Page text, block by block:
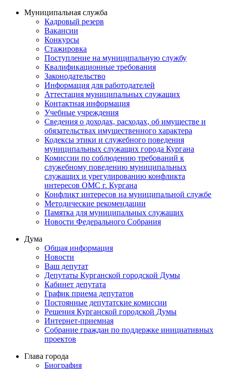
Муниципальная служба
Кадровый резерв
Вакансии
Конкурсы
Стажировка
Поступление на муниципальную службу
Квалификационные требования
Законодательство
Информация для работодателей
Аттестация муниципальных служащих
Контактная информация
Учебные учреждения
Сведения о доходах, расходах, об имуществе и
обязательствах имущественного характера
Кодексы этики и служебного поведения
муниципальных служащих города Кургана
Комиссии по соблюдению требований к
служебному поведению муниципальных
служащих и урегулированию конфликта
интересов ОМС г. Кургана
Конфликт интересов на муниципальной службе
Методические рекомендации
Памятка для муниципальных служащих
Новости Федерального Cобрания
Дума
Общая информация
Новости
Ваш депутат
Депутаты Курганской городской Думы
Кабинет депутата
График приема депутатов
Постоянные депутатские комиссии
Решения Курганской городской Думы
Интернет-приемная
Собрание граждан по поддержке инициативных
проектов
Глава города
Биография